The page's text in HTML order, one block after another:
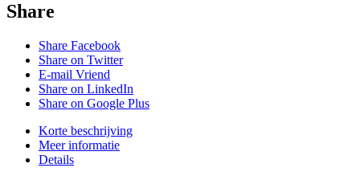
Share
Share Facebook
Share on Twitter
E-mail Vriend
Share on LinkedIn
Share on Google Plus
Korte beschrijving
Meer informatie
Details